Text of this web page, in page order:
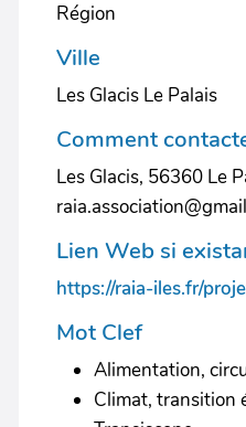
Région
Ville
Les Glacis Le Palais
Comment
Les Glacis, 56360 Le
Lien Web si
https://raia-iles.fr/
Mot Clef
Alimentation,
Climat, transition